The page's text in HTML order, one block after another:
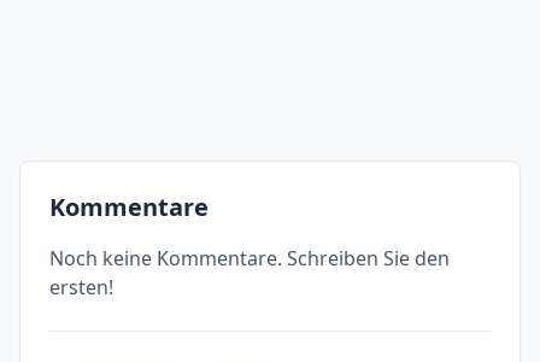
Kommentare
Noch keine Kommentare. Schreiben Sie den
ersten!